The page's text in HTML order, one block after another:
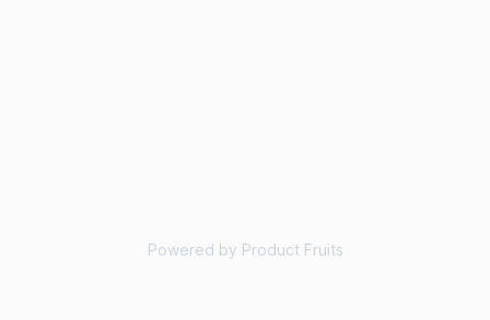
Powered by Product Fruits